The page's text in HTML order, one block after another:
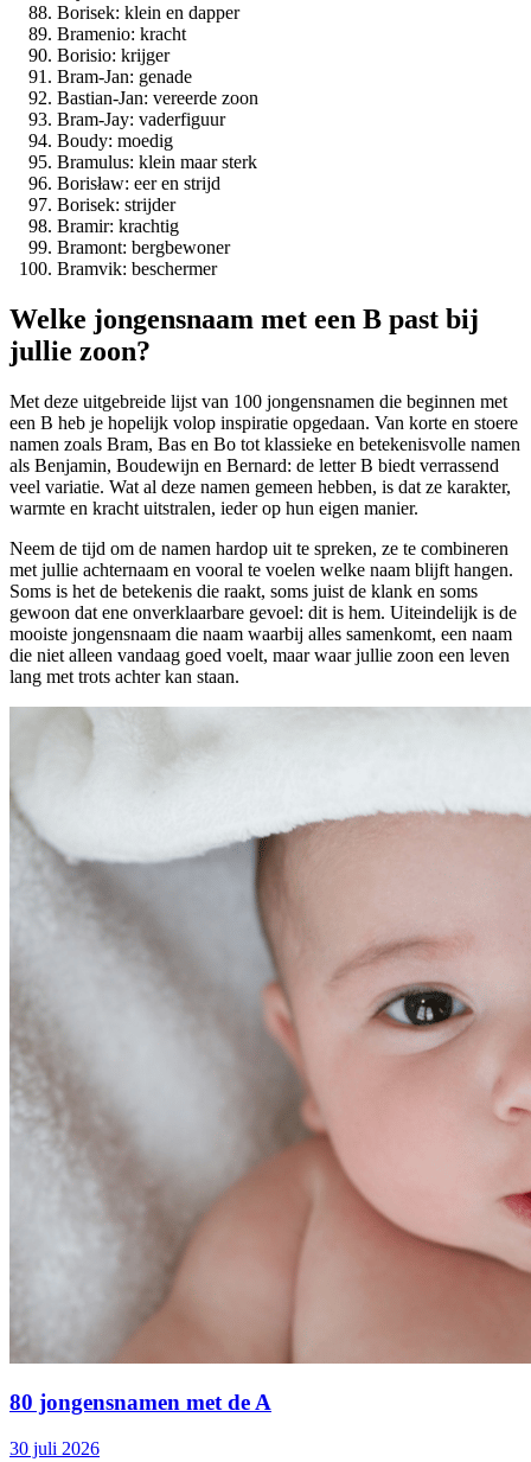
Borisek: klein en dapper
Bramenio: kracht
Borisio: krijger
Bram-Jan: genade
Bastian-Jan: vereerde zoon
Bram-Jay: vaderfiguur
Boudy: moedig
Bramulus: klein maar sterk
Borisław: eer en strijd
Borisek: strijder
Bramir: krachtig
Bramont: bergbewoner
Bramvik: beschermer
Welke jongensnaam met een B past bij
jullie zoon?
Met deze uitgebreide lijst van 100 jongensnamen die beginnen met
een B heb je hopelijk volop inspiratie opgedaan. Van korte en stoere
namen zoals Bram, Bas en Bo tot klassieke en betekenisvolle namen
als Benjamin, Boudewijn en Bernard: de letter B biedt verrassend
veel variatie. Wat al deze namen gemeen hebben, is dat ze karakter,
warmte en kracht uitstralen, ieder op hun eigen manier.
Neem de tijd om de namen hardop uit te spreken, ze te combineren
met jullie achternaam en vooral te voelen welke naam blijft hangen.
Soms is het de betekenis die raakt, soms juist de klank en soms
gewoon dat ene onverklaarbare gevoel: dit is hem. Uiteindelijk is de
mooiste jongensnaam die naam waarbij alles samenkomt, een naam
die niet alleen vandaag goed voelt, maar waar jullie zoon een leven
lang met trots achter kan staan.
80 jongensnamen met de A
30 juli 2026